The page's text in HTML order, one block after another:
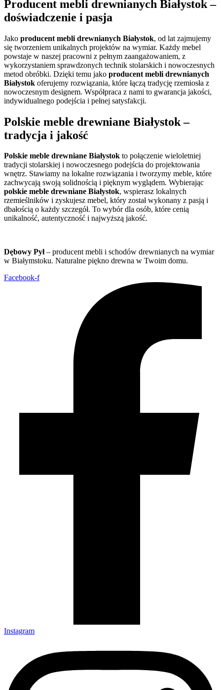
Producent mebli drewnianych Białystok –
doświadczenie i pasja
Jako producent mebli drewnianych Białystok, od lat zajmujemy
się tworzeniem unikalnych projektów na wymiar. Każdy mebel
powstaje w naszej pracowni z pełnym zaangażowaniem, z
wykorzystaniem sprawdzonych technik stolarskich i nowoczesnych
metod obróbki. Dzięki temu jako producent mebli drewnianych
Białystok oferujemy rozwiązania, które łączą tradycję rzemiosła z
nowoczesnym designem. Współpraca z nami to gwarancja jakości,
indywidualnego podejścia i pełnej satysfakcji.
Polskie meble drewniane Białystok –
tradycja i jakość
Polskie meble drewniane Białystok to połączenie wieloletniej
tradycji stolarskiej i nowoczesnego podejścia do projektowania
wnętrz. Stawiamy na lokalne rozwiązania i tworzymy meble, które
zachwycają swoją solidnością i pięknym wyglądem. Wybierając
polskie meble drewniane Białystok, wspierasz lokalnych
rzemieślników i zyskujesz mebel, który został wykonany z pasją i
dbałością o każdy szczegół. To wybór dla osób, które cenią
unikalność, autentyczność i najwyższą jakość.
Dębowy Pył– producent mebli i schodów drewnianych na wymiar
w Białymstoku. Naturalne piękno drewna w Twoim domu.
Facebook-f
Instagram